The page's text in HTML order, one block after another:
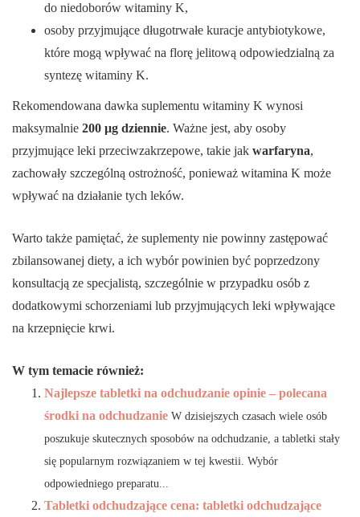
do niedoborów witaminy K,
osoby przyjmujące długotrwałe kuracje antybiotykowe,
które mogą wpływać na florę jelitową odpowiedzialną za
syntezę witaminy K.
Rekomendowana dawka suplementu witaminy K wynosi
maksymalnie 200 μg dziennie. Ważne jest, aby osoby
przyjmujące leki przeciwzakrzepowe, takie jak warfaryna,
zachowały szczególną ostrożność, ponieważ witamina K może
wpływać na działanie tych leków.
Warto także pamiętać, że suplementy nie powinny zastępować
zbilansowanej diety, a ich wybór powinien być poprzedzony
konsultacją ze specjalistą, szczególnie w przypadku osób z
dodatkowymi schorzeniami lub przyjmujących leki wpływające
na krzepnięcie krwi.
W tym temacie również:
Najlepsze tabletki na odchudzanie opinie – polecana
środki na odchudzanie W dzisiejszych czasach wiele osób
poszukuje skutecznych sposobów na odchudzanie, a tabletki stały
się popularnym rozwiązaniem w tej kwestii. Wybór
odpowiedniego preparatu...
Tabletki odchudzające cena: tabletki odchudzające